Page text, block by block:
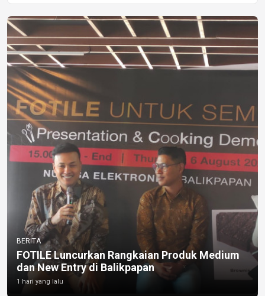
BERITA
FOTILE Luncurkan Rangkaian Produk Medium
dan New Entry di Balikpapan
1 hari yang lalu